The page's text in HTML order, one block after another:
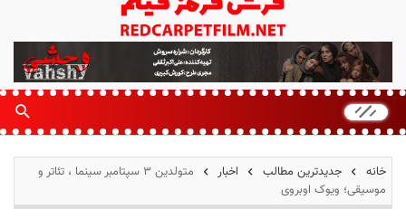
ر
ش
ر
م
ز
خانه جدیدترین مطالب اخبار
متولدین ۳ سپتامبر سینما ، تئاتر و
موسیقی؛ ویوک اوبروی